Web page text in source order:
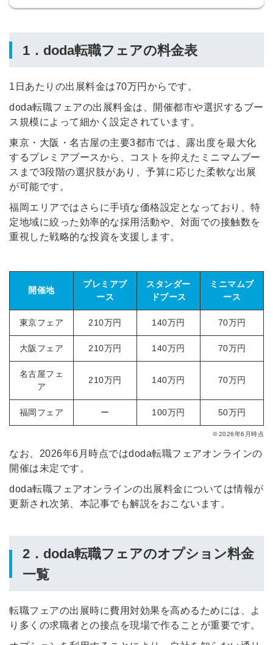
1．doda転職フェアの料金表
1日あたりの出展料金は70万円からです。
doda転職フェアの出展料金は、開催都市や選択するブー
ス規模によって細かく設定されています。
東京・大阪・名古屋の主要3都市では、露出度を最大化
するプレミアブースから、コストを抑えたミニマムブー
スまで3段階の選択肢があり、予算に応じた柔軟な出展
が可能です。
福岡エリアではさらに手頃な価格設定となっており、特
定地域に絞った効率的な採用活動や、対面での接触数を
重視した戦略的な投資を支援します。
開催地
プレミアブ
ース
スタンダー
ドブース
ミニマムブ
ース
東京フェア 210万円 140万円 70万円
大阪フェア 210万円 140万円 70万円
名古屋フェ
ア
210万円 140万円 70万円
福岡フェア ー 100万円 50万円
※2026年6月時点
なお、2026年6月時点ではdoda転職フェアオンラインの
開催は未定です。
doda転職フェアオンラインの出展料金については情報が
更新され次第、本記事でも解説をおこないます。
2．doda転職フェアのオプション料金
一覧
転職フェアの出展時に費用対効果を高めるためには、よ
り多くの求職者との接点を現場で作ることが重要です。